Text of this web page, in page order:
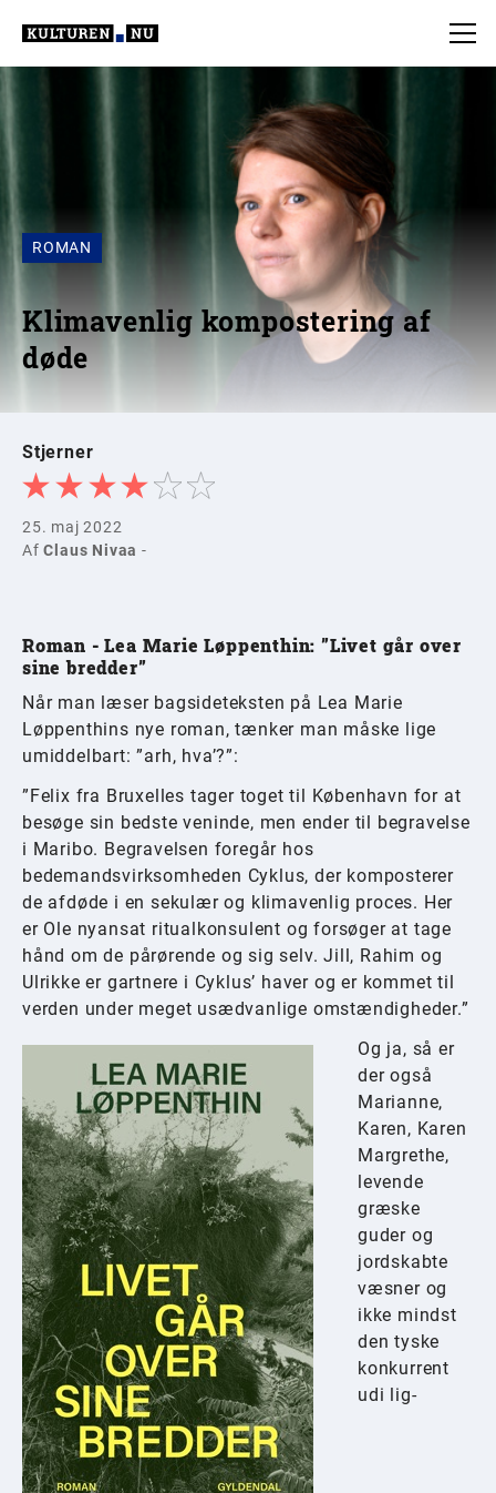
ROMAN
Klimavenlig kompostering af
døde
Stjerner
25. maj 2022
AfClaus Nivaa -
Roman - Lea Marie Løppenthin: ”Livet går over
sine bredder”
Når man læser bagsideteksten på Lea Marie
Løppenthins nye roman, tænker man måske lige
umiddelbart: ”arh, hva’?”:
”Felix fra Bruxelles tager toget til København for at
besøge sin bedste veninde, men ender til begravelse
i Maribo. Begravelsen foregår hos
bedemandsvirksomheden Cyklus, der komposterer
de afdøde i en sekulær og klimavenlig proces. Her
er Ole nyansat ritualkonsulent og forsøger at tage
hånd om de pårørende og sig selv. Jill, Rahim og
Ulrikke er gartnere i Cyklus’ haver og er kommet til
verden under meget usædvanlige omstændigheder.”
Og ja, så er
der også
Marianne,
Karen, Karen
Margrethe,
levende
græske
guder og
jordskabte
væsner og
ikke mindst
den tyske
konkurrent
udi lig-